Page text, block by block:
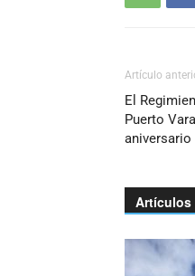
Artículo
El
Puerto
aniversario
Artículos